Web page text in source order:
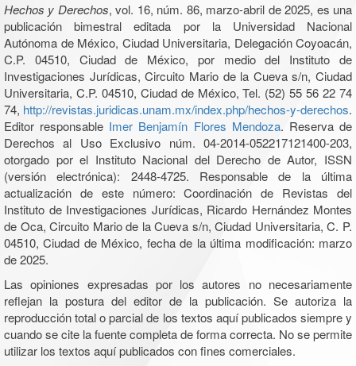
Hechos y Derechos, vol. 16, núm. 86, marzo-abril de 2025, es una
publicación bimestral editada por la Universidad Nacional
Autónoma de México, Ciudad Universitaria, Delegación Coyoacán,
C.P. 04510, Ciudad de México, por medio del Instituto de
Investigaciones Jurídicas, Circuito Mario de la Cueva s/n, Ciudad
Universitaria, C.P. 04510, Ciudad de México, Tel. (52) 55 56 22 74
74, http://revistas.juridicas.unam.mx/index.php/hechos-y-derechos.
Editor responsable Imer Benjamín Flores Mendoza. Reserva de
Derechos al Uso Exclusivo núm. 04-2014-052217121400-203,
otorgado por el Instituto Nacional del Derecho de Autor, ISSN
(versión electrónica): 2448-4725. Responsable de la última
actualización de este número: Coordinación de Revistas del
Instituto de Investigaciones Jurídicas, Ricardo Hernández Montes
de Oca, Circuito Mario de la Cueva s/n, Ciudad Universitaria, C. P.
04510, Ciudad de México, fecha de la última modificación: marzo
de 2025.
Las opiniones expresadas por los autores no necesariamente
reflejan la postura del editor de la publicación. Se autoriza la
reproducción total o parcial de los textos aquí publicados siempre y
cuando se cite la fuente completa de forma correcta. No se permite
utilizar los textos aquí publicados con fines comerciales.